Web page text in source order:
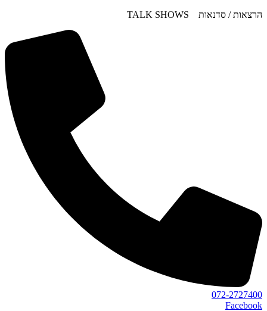
דלג
הרצאות / סדנאות TALK SHOWS
072-2727400
Facebook